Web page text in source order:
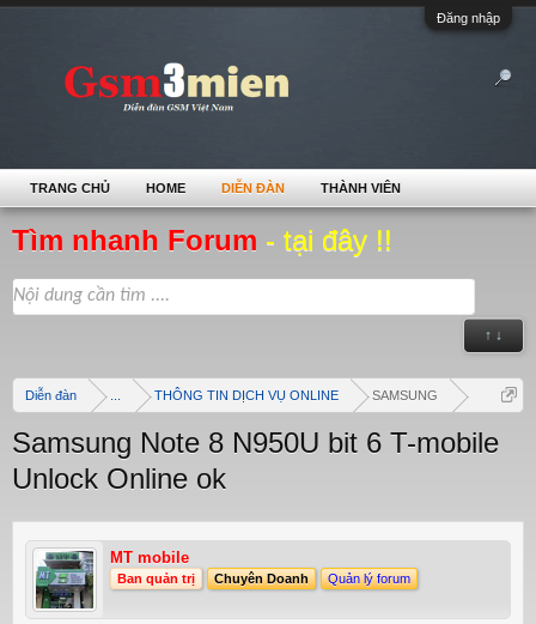
Đăng nhập
Tìm nhanh Forum - tại đây !!
↑ ↓
Diễn đàn THÔNG TIN DỊCH VỤ ONLINE SAMSUNG
Samsung Note 8 N950U bit 6 T-mobile
Unlock Online ok
MT mobile
Ban quản trị Chuyên Doanh Quản lý forum
TRANG CHỦ HOME DIỄN ĐÀN THÀNH VIÊN